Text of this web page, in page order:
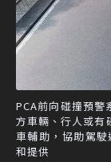
PCA前向碰撞預警
方車輛、行人或有
車輔助，協助駕
和提供